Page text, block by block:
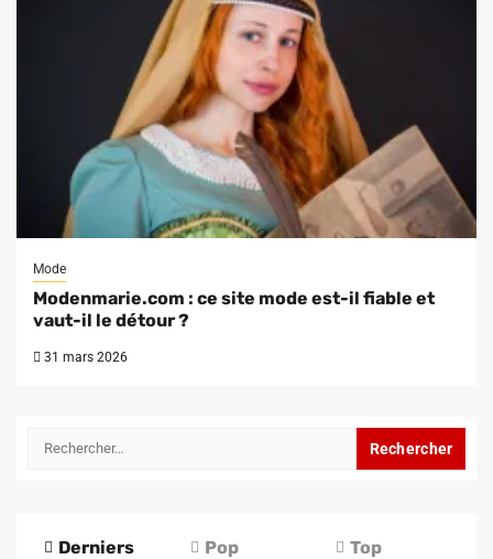
Mode
Modenmarie.com : ce site mode est-il fiable et
vaut-il le détour ?
31 mars 2026
Rechercher :
Derniers Pop Top